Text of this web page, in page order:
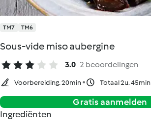
TM7 TM6
Sous-vide miso aubergine
3.0 2 beoordelingen
Voorbereiding. 20min Totaal 2u. 45min
Gratis aanmelden
Ingrediënten